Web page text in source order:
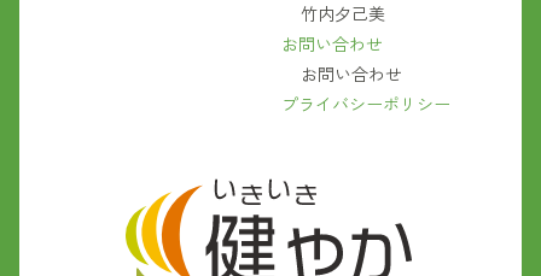
竹内夕己美
お問い合わせ
お問い合わせ
プライバシーポリシー